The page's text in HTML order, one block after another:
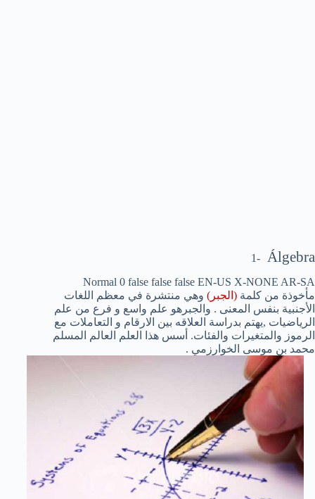
Álgebra
-1
Normal 0 false false false EN-US X-NONE AR-SA
مأخوذة من كلمة (الجبر) وهي منتشرة في معظم اللغات
الأجنبية بنفس المعنى . والجبرهو علم واسع و فرع من علم
الرياضيات ,يهتم بدراسة العلاقه بين الارقام و التعاملات مع
الرموز والمتغيرات والفئات. أسس هذا العلم العالم المسلم
محمد بن موسى الخوارزمي .